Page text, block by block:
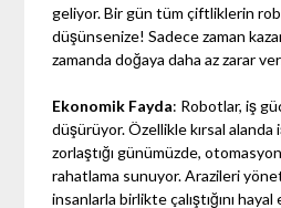
geliyor. Bir gün tüm çiftliklerin
düşünsenize! Sadece zaman
zamanda doğaya daha az zarar
Ekonomik Fayda: Robotlar, iş
düşürüyor. Özellikle kırsal alanda
zorlaştığı günümüzde,
rahatlama sunuyor. Arazileri
insanlarla birlikte çalıştığını